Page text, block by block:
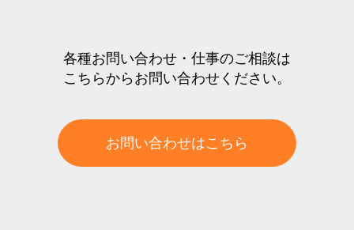
各種お問い合わせ・仕事のご相談は
こちらからお問い合わせください。
お問い合わせはこちら